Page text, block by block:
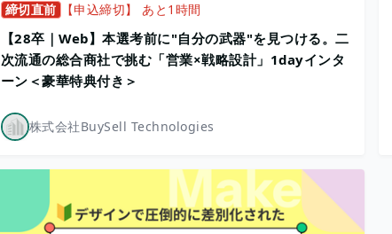
締切直前 【申込締切】 あと1時間
【28卒｜Web】本選考前に"自分の武器"を見つける。二
次流通の総合商社で挑む「営業×戦略設計」1dayインタ
ーン＜豪華特典付き＞
株式会社BuySell Technologies